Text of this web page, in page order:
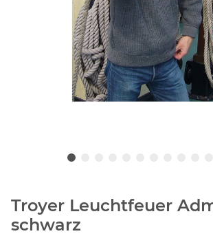
Troyer Leuchtfeuer
schwarz